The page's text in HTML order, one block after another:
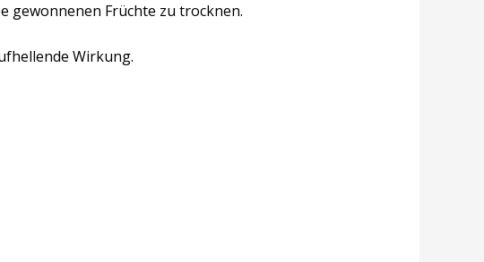
gewonnenen Früchte zu trocknen.
Wirkung.